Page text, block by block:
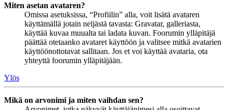
Miten asetan avataren?
Omissa asetuksissa, “Profiilin” alla, voit lisätä avataren
käyttämällä jotain neljästä tavasta: Gravatar, galleriasta,
käyttää kuvaa muualta tai ladata kuvan. Foorumin ylläpitäjä
päättää otetaanko avataret käyttöön ja valitsee mitkä avatarien
käyttöönottotavat sallitaan. Jos et voi käyttää avataria, ota
yhteyttä foorumin ylläpitäjään.
Ylös
Mikä on arvonimi ja miten vaihdan sen?